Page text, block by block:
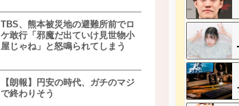
TBS、熊本被災地の避難所前でロ
ケ敢行「邪魔だ出ていけ見世物小
屋じゃね」と怒鳴られてしまう
【朗報】円安の時代、ガチのマジ
で終わりそう
【速報】しょこたん、遂に本当の
事を言うｗｗｗｗｗｗｗｗｗｗｗ
ｗｗｗｗｗｗｗｗ
移民ベトナム女達の宅飲み、レベ
チｗｗｗｗｗｗｗｗｗｗｗｗｗｗ